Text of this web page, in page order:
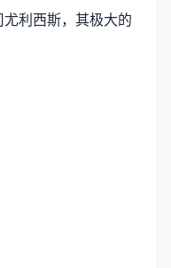
利西斯，其极大的